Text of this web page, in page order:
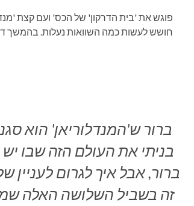
חושש לעשות כמה השוואות נעלות. בהמשך
בניתי את העולם הזה שבו יש
ברור, אבל איך לגרום